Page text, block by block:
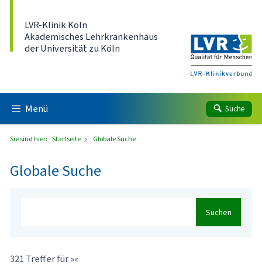
LVR-Klinik Köln
Akademisches Lehrkrankenhaus
der Universität zu Köln
Menü Suche
Sie sind hier: Startseite Globale Suche
Globale Suche
Suchen
321 Treffer für »«